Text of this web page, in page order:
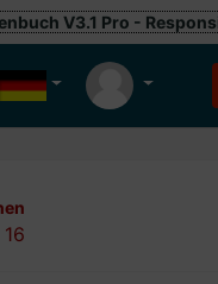
V3.1 Pro -
16